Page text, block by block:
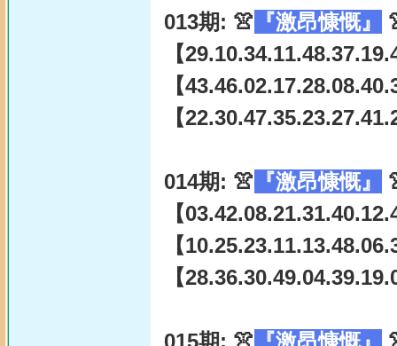
013期: 👚 『激昂慷慨』
【
【
【
014期: 👚 『激昂慷慨』
【
【
【